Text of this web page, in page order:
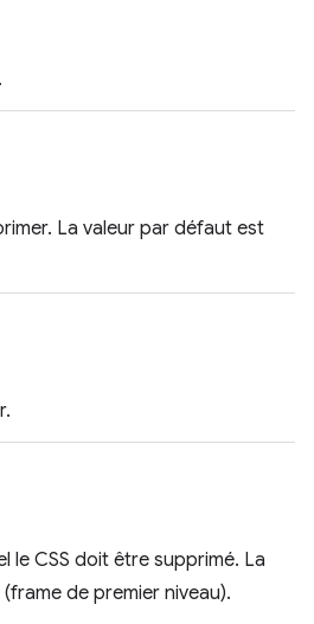
La valeur par défaut est
le CSS doit être supprimé. La
de premier niveau).